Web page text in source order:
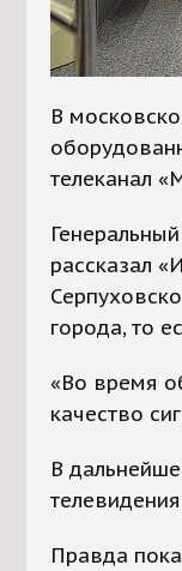
В
телеканал
рассказал
города, то
«Во время
качество
В
Правда